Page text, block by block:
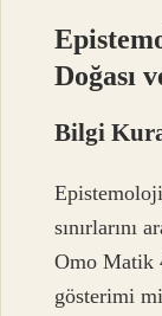
Doğası
Bilgi
sınırlarını
Omo Matik
gösterimi